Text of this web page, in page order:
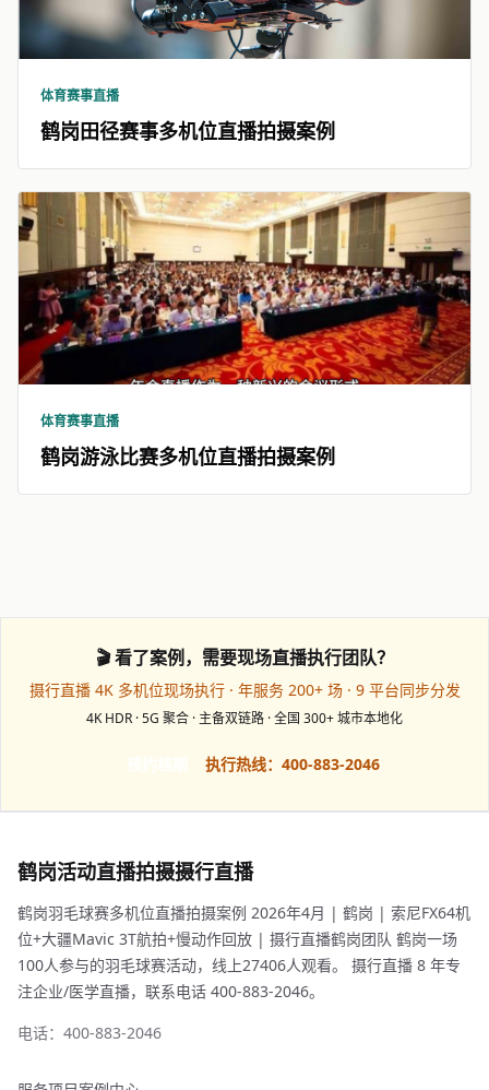
体育赛事直播
鹤岗田径赛事多机位直播拍摄案例
体育赛事直播
鹤岗游泳比赛多机位直播拍摄案例
🎬 看了案例，需要现场直播执行团队？
摄行直播 4K 多机位现场执行 · 年服务 200+ 场 · 9 平台同步分发
4K HDR · 5G 聚合 · 主备双链路 · 全国 300+ 城市本地化
执行热线：400-883-2046
鹤岗活动直播拍摄摄行直播
鹤岗羽毛球赛多机位直播拍摄案例 2026年4月 | 鹤岗 | 索尼FX64机
位+大疆Mavic 3T航拍+慢动作回放 | 摄行直播鹤岗团队 鹤岗一场
100人参与的羽毛球赛活动，线上27406人观看。 摄行直播 8 年专
注企业/医学直播，联系电话 400-883-2046。
电话：400-883-2046